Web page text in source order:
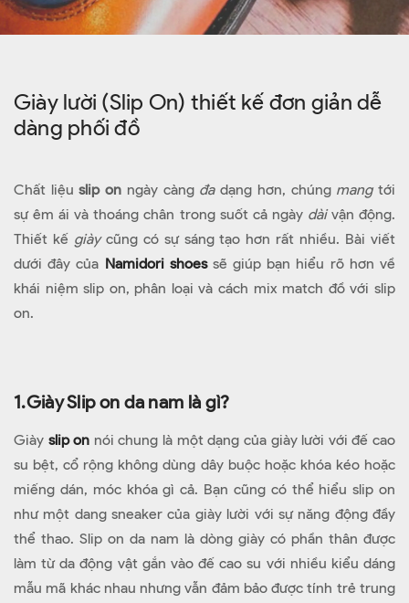
Giày lười (Slip On) thiết kế đơn giản dễ
dàng phối đồ
Chất liệuslip on ngày càng đadạng hơn, chúng mangtới
sự êm ái và thoáng chân trong suốt cả ngày dàivận động.
Thiết kế giàycũng có sự sáng tạo hơn rất nhiều. Bài viết
dưới đây của Namidori shoessẽ giúp bạn hiểu rõ hơn về
khái niệm slip on, phân loại và cách mix match đồ với slip
on.
1.Giày Slip on da nam là gì?
Giày slip on nói chung là một dạng của giày lười với đế cao
su bệt, cổ rộng không dùng dây buộc hoặc khóa kéo hoặc
miếng dán, móc khóa gì cả. Bạn cũng có thể hiểu slip on
như một dang sneaker của giày lười với sự năng động đầy
thể thao. Slip on da nam là dòng giày có phần thân được
làm từ da động vật gắn vào đế cao su với nhiều kiểu dáng
mẫu mã khác nhau nhưng vẫn đảm bảo được tính trẻ trung